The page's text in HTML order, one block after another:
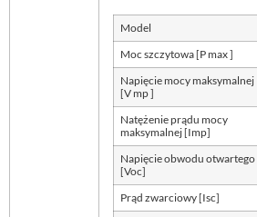
Model
Moc szczytowa [P max ]
Napięcie mocy maksymalnej
[V mp ]
Natężenie prądu mocy
maksymalnej [Imp]
Napięcie obwodu otwartego
[Voc]
Prąd zwarciowy [Isc]